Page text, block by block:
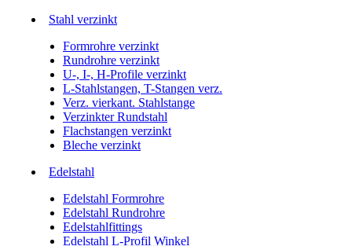
Stahl verzinkt
Formrohre verzinkt
Rundrohre verzinkt
U-, I-, H-Profile verzinkt
L-Stahlstangen, T-Stangen verz.
Verz. vierkant. Stahlstange
Verzinkter Rundstahl
Flachstangen verzinkt
Bleche verzinkt
Edelstahl
Edelstahl Formrohre
Edelstahl Rundrohre
Edelstahlfittings
Edelstahl L-Profil Winkel